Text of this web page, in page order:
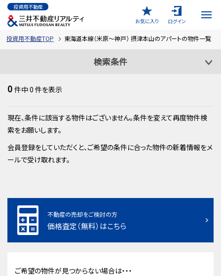
投資用不動産
お気に入り
ログイン
投資用不動産TOP 東海道本線（米原～神戸） 摂津本山のアパートの物件一覧
検索条件
0 件中0 件を表示
現在、条件に該当する物件はございません。条件を変えて再度物件検
索をお願いします。
会員登録をしていただくと、ご希望の条件に合った物件の新着情報をメ
ールで受け取れます。
不動産の売却をご検討の方
価格査定（無料）はこちら
ご希望の物件が見つからない場合は・・・